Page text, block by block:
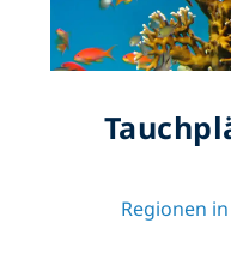
Regionen